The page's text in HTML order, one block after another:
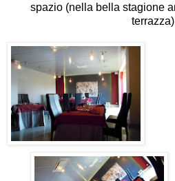
spazio (nella bella stagione